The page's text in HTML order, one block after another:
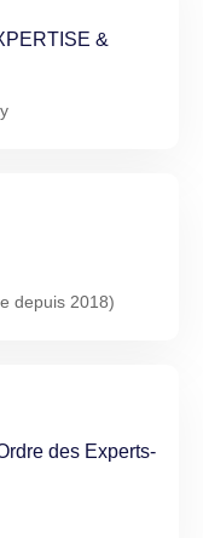
&
depuis 2018)
des Experts-